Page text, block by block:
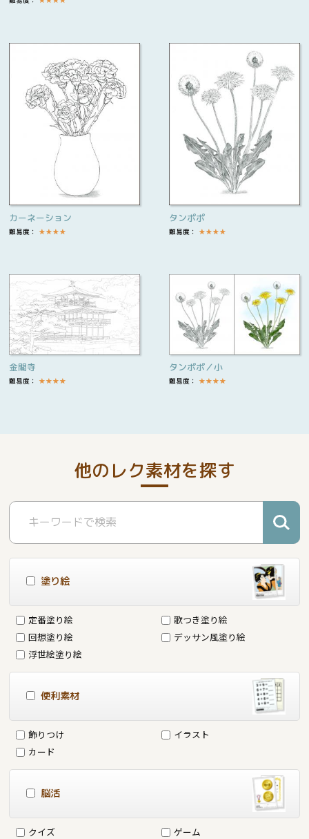
カーネーション
難易度： ★★★★
タンポポ
難易度： ★★★★
金閣寺
難易度： ★★★★
タンポポ／小
難易度： ★★★★
他のレク素材を探す
塗り絵
定番塗り絵
歌つき塗り絵
回想塗り絵
デッサン風塗り絵
浮世絵塗り絵
便利素材
飾りつけ
イラスト
カード
脳活
クイズ
ゲーム